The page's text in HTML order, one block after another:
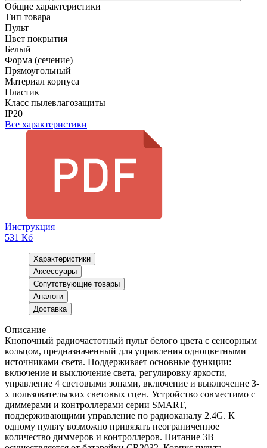
Общие характеристики
Тип товара
Пульт
Цвет покрытия
Белый
Форма (сечение)
Прямоугольный
Материал корпуса
Пластик
Класс пылевлагозащиты
IP20
Все характеристики
Инструкция
531 Кб
Характеристики
Аксессуары
Сопутствующие товары
Аналоги
Доставка
Описание
Кнопочный радиочастотный пульт белого цвета с сенсорным
кольцом, предназначенный для управления одноцветными
источниками света. Поддерживает основные функции:
включение и выключение света, регулировку яркости,
управление 4 световыми зонами, включение и выключение 3-
х пользовательских световых сцен. Устройство совместимо с
диммерами и контроллерами серии SMART,
поддерживающими управление по радиоканалу 2.4G. К
одному пульту возможно привязать неограниченное
количество диммеров и контроллеров. Питание 3В